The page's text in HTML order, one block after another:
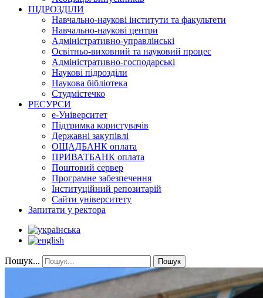
ПІДРОЗДІЛИ
Навчально-наукові інститути та факультети
Навчально-наукові центри
Адміністративно-управлінські
Освітньо-виховний та науковий процес
Адміністративно-господарські
Наукові підрозділи
Наукова бібліотека
Студмістечко
РЕСУРСИ
е-Університет
Підтримка користувачів
Державні закупівлі
ОЩАДБАНК оплата
ПРИВАТБАНК оплата
Поштовий сервер
Програмне забезпечення
Інституційний репозитарій
Сайти університету
Запитати у ректора
Пошук... Пошук